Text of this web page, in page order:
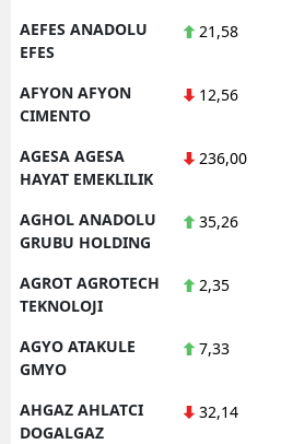
AEFES ANADOLU
EFES
21,58
AFYON AFYON
CIMENTO
12,56
AGESA AGESA
HAYAT EMEKLILIK
236,00
AGHOL ANADOLU
GRUBU HOLDING
35,26
AGROT AGROTECH
TEKNOLOJI
2,35
AGYO ATAKULE
GMYO
7,33
AHGAZ AHLATCI
DOGALGAZ
32,14